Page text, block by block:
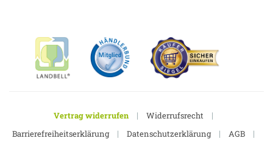
Vertrag widerrufen | Widerrufsrecht |
Barrierefreiheitserklärung | Datenschutzerklärung | AGB |